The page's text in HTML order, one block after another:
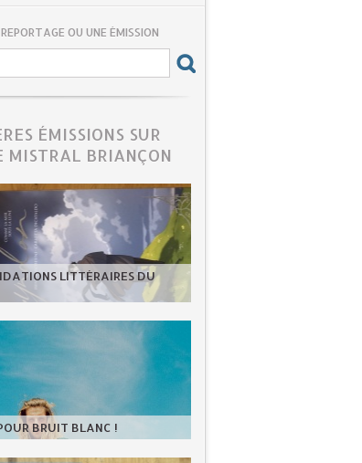
OU UNE ÉMISSION
ÉMISSIONS SUR
MISTRAL BRIANÇON
LITTÉRAIRES DU
BRUIT BLANC !